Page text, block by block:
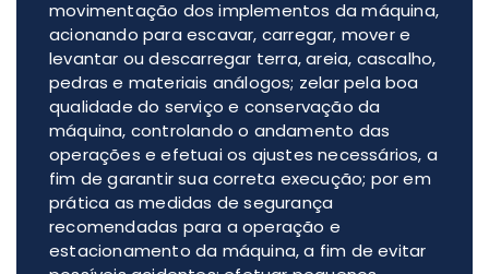
movimentação dos implementos da máquina,
acionando para escavar, carregar, mover e
levantar ou descarregar terra, areia, cascalho,
pedras e materiais análogos; zelar pela boa
qualidade do serviço e conservação da
máquina, controlando o andamento das
operações e efetuai os ajustes necessários, a
fim de garantir sua correta execução; por em
prática as medidas de segurança
recomendadas para a operação e
estacionamento da máquina, a fim de evitar